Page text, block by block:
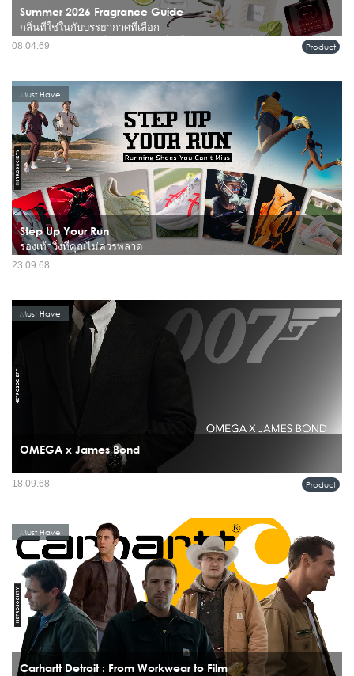
Summer 2026 Fragrance Guide
กลิ่นที่ใช่ในกับบรรยากาศที่เลือก
หน้าร้อนไม่ได้เป็นแค่เรื่องของอุณหภูมิที่สูงขึ้น แต่คือช่วงเวลาที่ทุกอย่าง “ชัดขึ้น” ทั้ง
แสง สี และตัวตนของเราเอง รวมถึงกลิ่นที่เราเลือกใช้ในแต่ละวัน เพราะในอากาศ
Product
08.04.69
Step Up Your Run
รองเท้าวิ่งที่คุณไม่ควรพลาด
ในโลกที่เต็มไปด้วยรองเท้าวิ่งมากมาย บางทีเราก็มองข้าม "เพื่อนร่วมทาง" ที่มีศักยภาพ
Must Have
23.09.68
OMEGA x James Bond
เมื่อพูดถึงเจมส์ บอนด์ เรามักนึกถึงชุดสูทเนี้ยบ รถสปอร์ต แก้วมาร์ตินี และนาฬิกาข้อ
Must Have
Product
18.09.68
Carhartt Detroit : From Workwear to Film
Must Have